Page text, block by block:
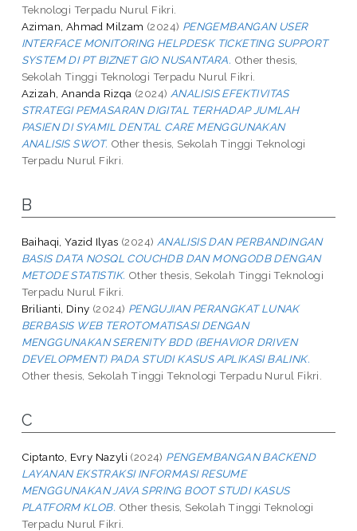
Teknologi Terpadu Nurul Fikri.
Aziman, Ahmad Milzam (2024) PENGEMBANGAN USER
INTERFACE MONITORING HELPDESK TICKETING SUPPORT
SYSTEM DI PT BIZNET GIO NUSANTARA. Other thesis,
Sekolah Tinggi Teknologi Terpadu Nurul Fikri.
Azizah, Ananda Rizqa (2024) ANALISIS EFEKTIVITAS
STRATEGI PEMASARAN DIGITAL TERHADAP JUMLAH
PASIEN DI SYAMIL DENTAL CARE MENGGUNAKAN
ANALISIS SWOT. Other thesis, Sekolah Tinggi Teknologi
Terpadu Nurul Fikri.
B
Baihaqi, Yazid Ilyas (2024) ANALISIS DAN PERBANDINGAN
BASIS DATA NOSQL COUCHDB DAN MONGODB DENGAN
METODE STATISTIK. Other thesis, Sekolah Tinggi Teknologi
Terpadu Nurul Fikri.
Brilianti, Diny (2024) PENGUJIAN PERANGKAT LUNAK
BERBASIS WEB TEROTOMATISASI DENGAN
MENGGUNAKAN SERENITY BDD (BEHAVIOR DRIVEN
DEVELOPMENT) PADA STUDI KASUS APLIKASI BALINK.
Other thesis, Sekolah Tinggi Teknologi Terpadu Nurul Fikri.
C
Ciptanto, Evry Nazyli (2024) PENGEMBANGAN BACKEND
LAYANAN EKSTRAKSI INFORMASI RESUME
MENGGUNAKAN JAVA SPRING BOOT STUDI KASUS
PLATFORM KLOB. Other thesis, Sekolah Tinggi Teknologi
Terpadu Nurul Fikri.